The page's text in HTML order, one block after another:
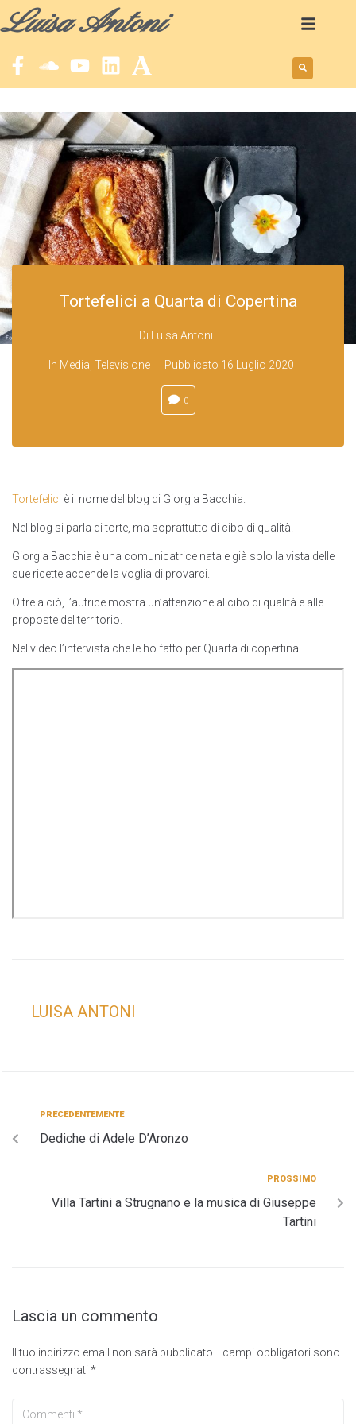
Luisa Antoni
Tortefelici a Quarta di Copertina
Di Luisa Antoni
In Media, Televisione Pubblicato 16 Luglio 2020
0
Tortefelici è il nome del blog di Giorgia Bacchia.
Nel blog si parla di torte, ma soprattutto di cibo di qualità.
Giorgia Bacchia è una comunicatrice nata e già solo la vista delle
sue ricette accende la voglia di provarci.
Oltre a ciò, l’autrice mostra un’attenzione al cibo di qualità e alle
proposte del territorio.
Nel video l’intervista che le ho fatto per Quarta di copertina.
LUISA ANTONI
PRECEDENTEMENTE
Dediche di Adele D’Aronzo
PROSSIMO
Villa Tartini a Strugnano e la musica di Giuseppe
Tartini
Lascia un commento
Il tuo indirizzo email non sarà pubblicato.
I campi obbligatori sono
contrassegnati *